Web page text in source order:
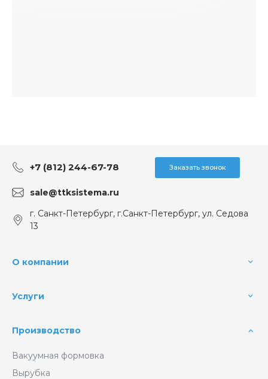
+7 (812) 244-67-78 Заказать звонок
sale@ttksistema.ru
г. Санкт-Петербург, г.Санкт-Петербург, ул. Седова
13
О компании
Услуги
Производство
Вакуумная формовка
Вырубка